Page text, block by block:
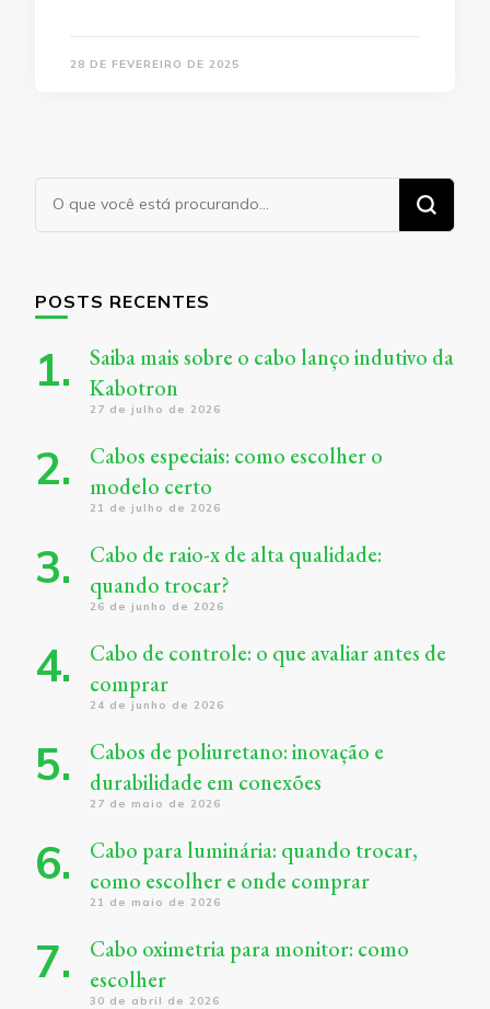
28 DE FEVEREIRO DE 2025
Procurando
algo?
POSTS RECENTES
Saiba mais sobre o cabo lanço indutivo da
Kabotron
27 de julho de 2026
Cabos especiais: como escolher o
modelo certo
21 de julho de 2026
Cabo de raio-x de alta qualidade:
quando trocar?
26 de junho de 2026
Cabo de controle: o que avaliar antes de
comprar
24 de junho de 2026
Cabos de poliuretano: inovação e
durabilidade em conexões
27 de maio de 2026
Cabo para luminária: quando trocar,
como escolher e onde comprar
21 de maio de 2026
Cabo oximetria para monitor: como
escolher
30 de abril de 2026